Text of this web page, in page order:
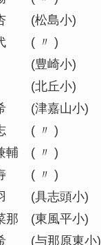
(松島小)
代 ( 〃 )
(豊崎小)
(北丘小)
(津嘉山小)
志 ( 〃 )
輔 ( 〃 )
寿 ( 〃 )
(具志頭小)
那 (東風平小)
(与那原東小)